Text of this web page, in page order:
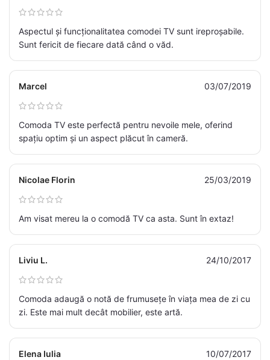
Aspectul și funcționalitatea comodei TV sunt ireproșabile.
Sunt fericit de fiecare dată când o văd.
Marcel 03/07/2019
Comoda TV este perfectă pentru nevoile mele, oferind
spațiu optim și un aspect plăcut în cameră.
Nicolae Florin 25/03/2019
Am visat mereu la o comodă TV ca asta. Sunt în extaz!
Liviu L. 24/10/2017
Comoda adaugă o notă de frumusețe în viața mea de zi cu
zi. Este mai mult decât mobilier, este artă.
Elena Iulia 10/07/2017